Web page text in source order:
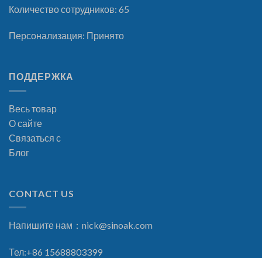
Количество сотрудников: 65
Персонализация: Принято
ПОДДЕРЖКА
Весь товар
О сайте
Связаться с
Блог
CONTACT US
Напишите нам： nick@sinoak.com
Тел:+86 15688803399